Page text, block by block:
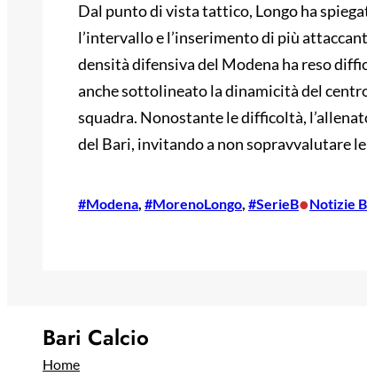
Dal punto di vista tattico, Longo ha
l’intervallo e l’inserimento di più
densità difensiva del Modena ha reso
anche sottolineato la dinamicità del
squadra. Nonostante le difficoltà,
del Bari, invitando a non sopravvalutare
#Modena, #MorenoLongo, #SerieB•Notizie
Bari Calcio
Home